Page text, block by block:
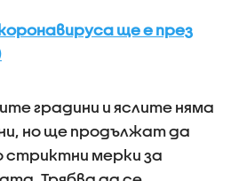
ще е през
градини и яслите няма
но ще продължат да
стриктни мерки за